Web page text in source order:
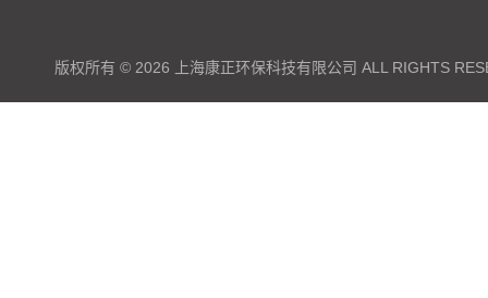
版权所有 © 2026 上海康正环保科技有限公司 ALL RIGHTS